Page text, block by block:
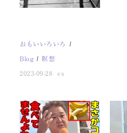
おもいいろいろ
Blog 瞑想
2023-09-28 es